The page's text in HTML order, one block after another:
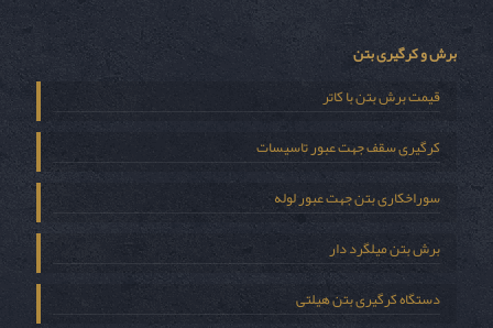
برش و کرگیری بتن
قیمت برش بتن با کاتر
کرگیری سقف جهت عبور تاسیسات
سوراخکاری بتن جهت عبور لوله
برش بتن میلگرد دار
دستگاه کرگیری بتن هیلتی